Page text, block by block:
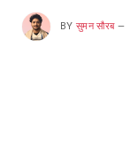
BY सुमन सौरब